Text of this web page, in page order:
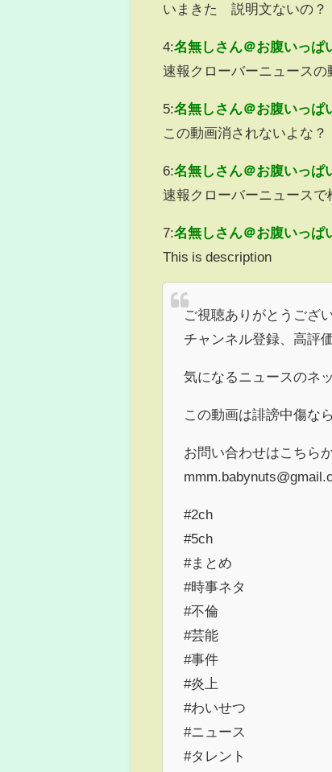
いまきた 説明文ないの？
4:名無しさん＠お腹いっぱ
速報クローバーニュースの
5:名無しさん＠お腹いっぱ
この動画消されないよな？
6:名無しさん＠お腹いっぱ
速報クローバーニュース
7:名無しさん＠お腹いっぱ
This is description
ご視聴ありがとうござ
チャンネル登録、高評
気になるニュースのネ
この動画は誹謗中傷な
お問い合わせはこちら
#2ch
#5ch
#まとめ
#時事ネタ
#不倫
#芸能
#事件
#炎上
#わいせつ
#ニュース
#タレント